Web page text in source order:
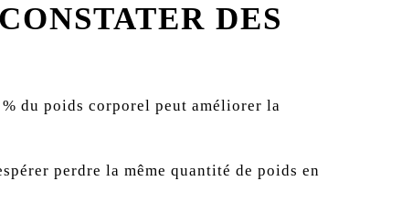
DES
du poids corporel peut améliorer la
perdre la même quantité de poids en